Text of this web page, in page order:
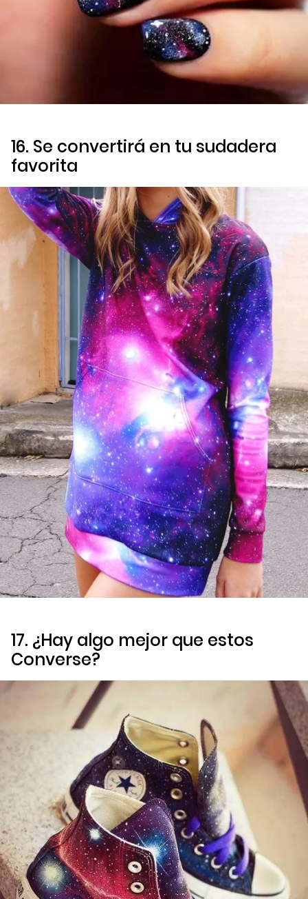
16. Se convertirá en tu sudadera
favorita
17. ¿Hay algo mejor que estos
Converse?